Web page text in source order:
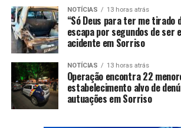
NOTÍCIAS 13 horas atrás
“Só Deus para ter me tirado
escapa por segundos de ser
acidente em Sorriso
NOTÍCIAS 13 horas atrás
Operação encontra 22
estabelecimento alvo de
autuações em Sorriso